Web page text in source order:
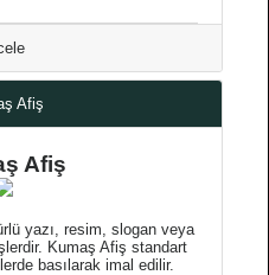
Afiş
Afiş
yazı, resim, slogan veya
Kumaş Afiş standart
basılarak imal edilir.